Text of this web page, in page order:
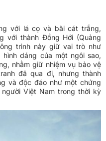
với lá cọ và bãi cát trắng,
với thành Đồng Hới (Quảng
trình này giữ vai trò như
dáng của một ngôi sao,
nhằm giữ nhiệm vụ bảo vệ
đã qua đi, nhưng thành
và độc đáo như một chứng
Việt Nam trong thời kỳ